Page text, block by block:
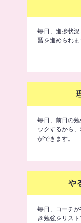
毎日、進捗状
習を進められま
毎日、前日の
ックするから
ができます。
や
毎日、コーチ
き勉強をリス